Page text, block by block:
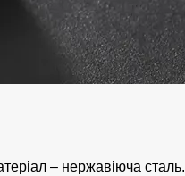
– нержавіюча сталь.